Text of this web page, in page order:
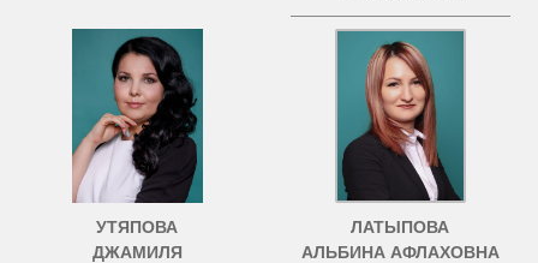
УТЯПОВА
ДЖАМИЛЯ
ЛАТЫПОВА
АЛЬБИНА АФЛАХОВНА